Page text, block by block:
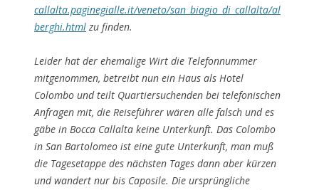
callalta.paginegialle.it/veneto/san_biagio_di_callalta/al
berghi.html zu finden.
Leider hat der ehemalige Wirt die Telefonnummer
mitgenommen, betreibt nun ein Haus als Hotel
Colombo und teilt Quartiersuchenden bei telefonischen
Anfragen mit, die Reiseführer wären alle falsch und es
gäbe in Bocca Callalta keine Unterkunft. Das Colombo
in San Bartolomeo ist eine gute Unterkunft, man muß
die Tagesetappe des nächsten Tages dann aber kürzen
und wandert nur bis Caposile. Die ursprüngliche